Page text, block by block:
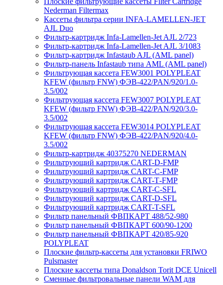
Nederman Filtermax
Кассеты фильтра серии INFA-LAMELLEN-JET
AJL Duo
Фильтр-картридж Infa-Lamellen-Jet AJL 2/723
Фильтр-картридж Infa-Lamellen-Jet AJL 3/1083
Фильтр-картридж Infastaub AJL (AML panel)
Фильтр-панель Infastaub типа AML (AML panel)
Фильтрующая кассета FEW3001 POLYPLEAT
KFEW (фильтр FNW) ФЭВ-422/PAN/920/1.0-
3.5/002
Фильтрующая кассета FEW3007 POLYPLEAT
KFEW (фильтр FNW) ФЭВ-422/PAN/920/3.0-
3.5/002
Фильтрующая кассета FEW3014 POLYPLEAT
KFEW (фильтр FNW) ФЭВ-422/PAN/920/4.0-
3.5/002
Фильтр-картридж 40375270 NEDERMAN
Фильтрующий картридж CART-D-FMP
Фильтрующий картридж CART-С-FMP
Фильтрующий картридж CART-Т-FMP
Фильтрующий картридж CART-C-SFL
Фильтрующий картридж CART-D-SFL
Фильтрующий картридж CART-T-SFL
Фильтр панельный ФВПКАРТ 488/52-980
Фильтр панельный ФВПКАРТ 600/90-1200
Фильтр панельный ФВПКАРТ 420/85-920
POLYPLEAT
Плоские фильтр-кассеты для установки FRIWO
Pulsmaster
Плоские кассеты типа Donaldson Torit DCE Unicell
Сменные фильтровальные панели WAM для